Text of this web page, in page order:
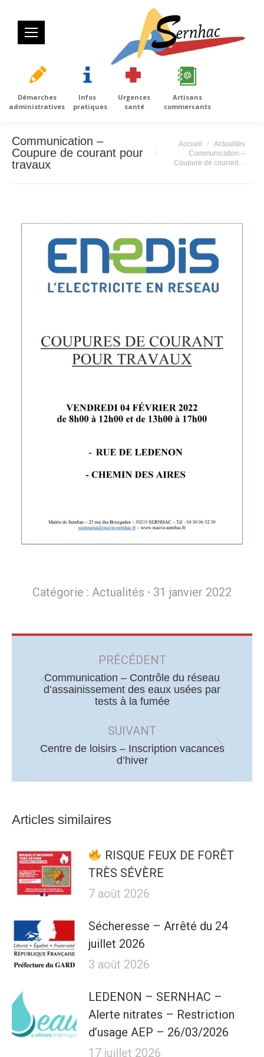
Démarches
administratives
Infos
pratiques
Urgences
santé
Artisans
commercants
Communication –
Coupure de courant pour
travaux
Vous êtes ici :
Accueil
Actualités
Communication –
Coupure de courant…
Catégorie : Actualités 31 janvier 2022
PRÉCÉDENT
Article
précédent
:
Communication – Contrôle du réseau
d’assainissement des eaux usées par
tests à la fumée
SUIVANT
Article
Centre de loisirs – Inscription vacances
d’hiver
Articles similaires
RISQUE FEUX DE FORÊT
TRÈS SÉVÈRE
7 août 2026
Sécheresse – Arrêté du 24
juillet 2026
3 août 2026
LEDENON – SERNHAC –
Alerte nitrates – Restriction
d’usage AEP – 26/03/2026
17 juillet 2026